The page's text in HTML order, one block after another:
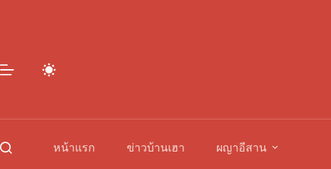
หน้าแรก ข่าวบ้านเฮา ผญาอีสาน